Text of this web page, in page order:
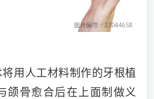
用人工材料制作的牙根植
颌骨愈合后在上面制做义